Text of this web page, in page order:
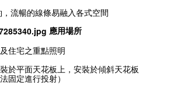
流暢的線條易融入各式空間
應用場所
住宅之重點照明
裝於平面天花板上，安裝於傾斜天花板
固定進行投射）